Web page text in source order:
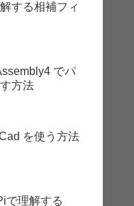
する相補フィ
でパ
方法
を使う方法
で理解する